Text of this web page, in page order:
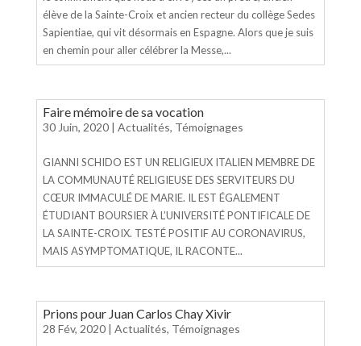
élève de la Sainte-Croix et ancien recteur du collège Sedes
Sapientiae, qui vit désormais en Espagne. Alors que je suis
en chemin pour aller célébrer la Messe,...
Faire mémoire de sa vocation
30 Juin, 2020| Actualités, Témoignages
GIANNI SCHIDO EST UN RELIGIEUX ITALIEN MEMBRE DE
LA COMMUNAUTÉ RELIGIEUSE DES SERVITEURS DU
CŒUR IMMACULÉ DE MARIE. IL EST ÉGALEMENT
ÉTUDIANT BOURSIER À L’UNIVERSITÉ PONTIFICALE DE
LA SAINTE-CROIX. TESTÉ POSITIF AU CORONAVIRUS,
MAIS ASYMPTOMATIQUE, IL RACONTE...
Prions pour Juan Carlos Chay Xivir
28 Fév, 2020| Actualités, Témoignages